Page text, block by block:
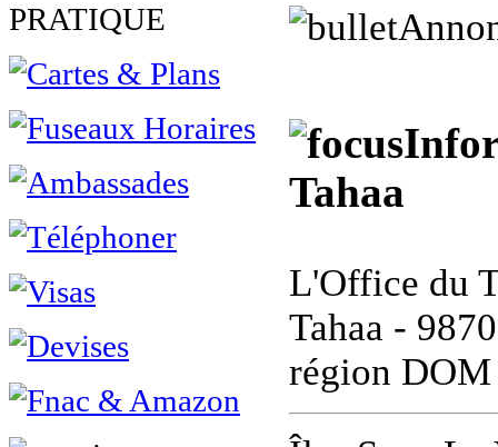
PRATIQUE
Tahaa
L'Office du
Tahaa -
région